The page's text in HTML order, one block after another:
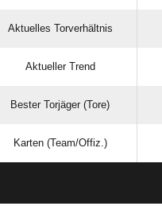
Aktuelles Torverhältnis
Aktueller Trend
Bester Torjäger (Tore)
Karten (Team/Offiz.)